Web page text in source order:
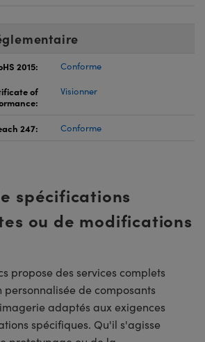
2015:
Conforme
of
Visionner
247: Conforme
spécifications
ou de modifications
propose des services complets
de composants
adaptés aux exigences
spécifiques. Qu'il s'agisse